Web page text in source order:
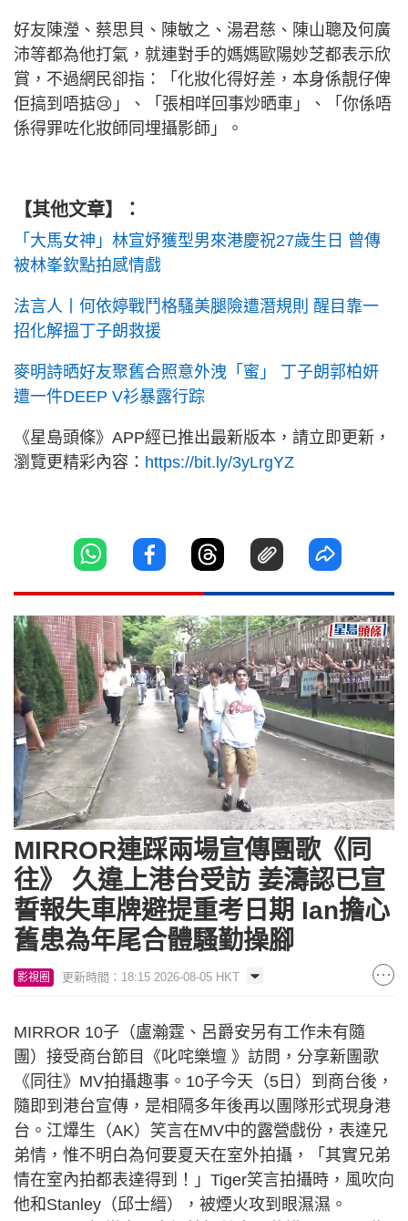
好友陳瀅、蔡思貝、陳敏之、湯君慈、陳山聰及何廣
沛等都為他打氣，就連對手的媽媽歐陽妙芝都表示欣
賞，不過網民卻指：「化妝化得好差，本身係靚仔俾
佢搞到唔掂😢」、「張相咩回事炒晒車」、「你係唔
係得罪咗化妝師同埋攝影師」。
【其他文章】：
「大馬女神」林宣妤獲型男來港慶祝27歲生日 曾傳
被林峯欽點拍感情戲
法言人丨何依婷戰鬥格騷美腿險遭潛規則 醒目靠一
招化解搵丁子朗救援
麥明詩晒好友聚舊合照意外洩「蜜」 丁子朗郭柏妍
遭一件DEEP V衫暴露行踪
《星島頭條》APP經已推出最新版本，請立即更新，
瀏覽更精彩內容： https://bit.ly/3yLrgYZ
UnmuteLoaded:
4.43%
MIRROR連踩兩場宣傳團歌《同
往》 久違上港台受訪 姜濤認已宣
誓報失車牌避提重考日期 Ian擔心
舊患為年尾合體騷勤操腳
影視圈 更新時間：18:15 2026-08-05 HKT
MIRROR 10子（盧瀚霆、呂爵安另有工作未有隨
團）接受商台節目《叱咤樂壇 》訪問，分享新團歌
《同往》MV拍攝趣事。10子今天（5日）到商台後，
隨即到港台宣傳，是相隔多年後再以團隊形式現身港
台。江𤒹生（AK）笑言在MV中的露營戲份，表達兄
弟情，惟不明白為何要夏天在室外拍攝，「其實兄弟
情在室內拍都表達得到！」Tiger笑言拍攝時，風吹向
他和Stanley（邱士縉），被煙火攻到眼濕濕。